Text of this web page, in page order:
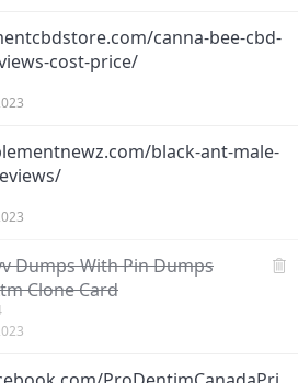
canna-bee-cbd-
cost-price/
black-ant-male-
S
Dumps With Pin Dumps
Clone Card